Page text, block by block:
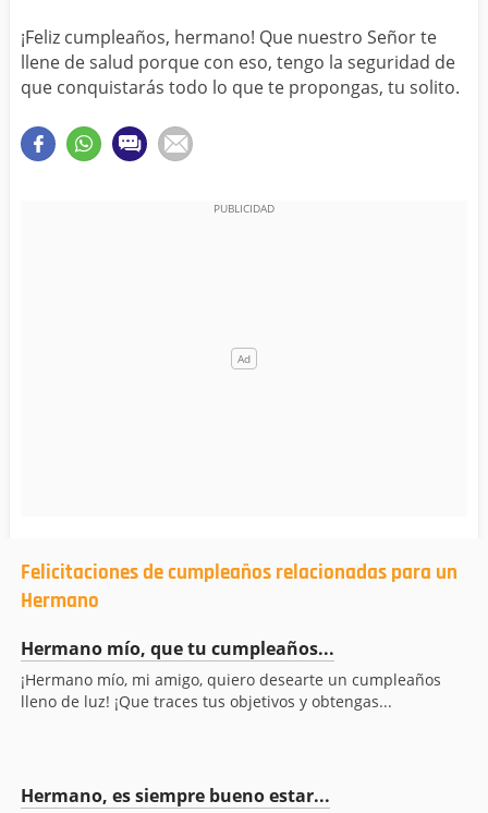
TODAS LAS CATEGORÍAS
¡Feliz cumpleaños, hermano! Que nuestro Señor te
llene de salud porque con eso, tengo la seguridad de
que conquistarás todo lo que te propongas, tu solito.
Felicitaciones de cumpleaños relacionadas para un
Hermano
Hermano mío, que tu cumpleaños...
¡Hermano mío, mi amigo, quiero desearte un cumpleaños
lleno de luz! ¡Que traces tus objetivos y obtengas...
Hermano, es siempre bueno estar...